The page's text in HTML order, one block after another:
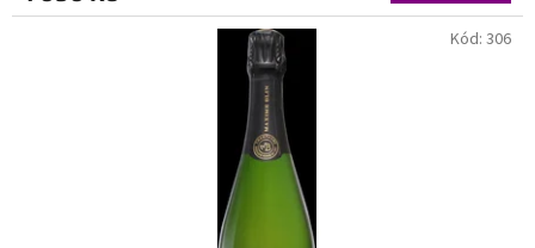
Kód: 306